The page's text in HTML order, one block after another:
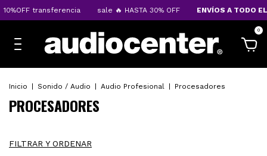
sale 🔥 HASTA 30% OFF ENVÍOS A TODO EL PAÍS
0
Inicio Sonido / Audio Audio Profesional Procesadores
PROCESADORES
FILTRAR Y ORDENAR